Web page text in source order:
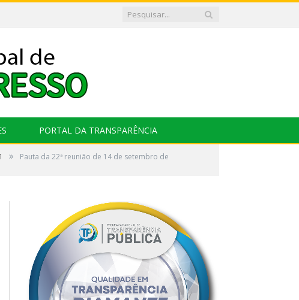
PORTAL DA TRANSPARÊNCIA
» Pauta da 22ª reunião de 14 de setembro de